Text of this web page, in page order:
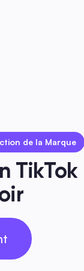
de la Marque